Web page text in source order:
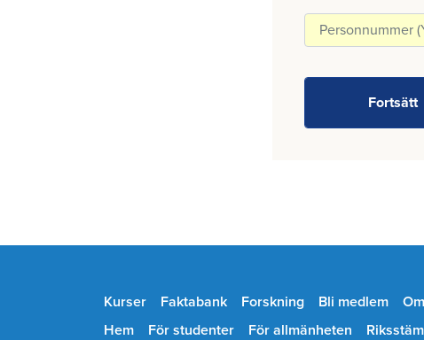
Kurser Faktabank Forskning Bli medlem
Hem
För studenter För allmänheten